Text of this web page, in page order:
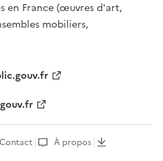
en France (œuvres d'art,
mobiliers,
Contact À propos